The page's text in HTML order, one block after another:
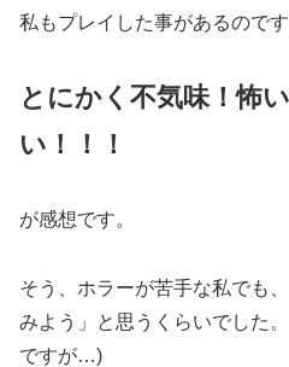
私もプレイした事があるので
とにかく不気味！怖
い！！！
が感想です。
そう、ホラーが苦手な私でも
みよう」と思うくらいでした
ですが…)